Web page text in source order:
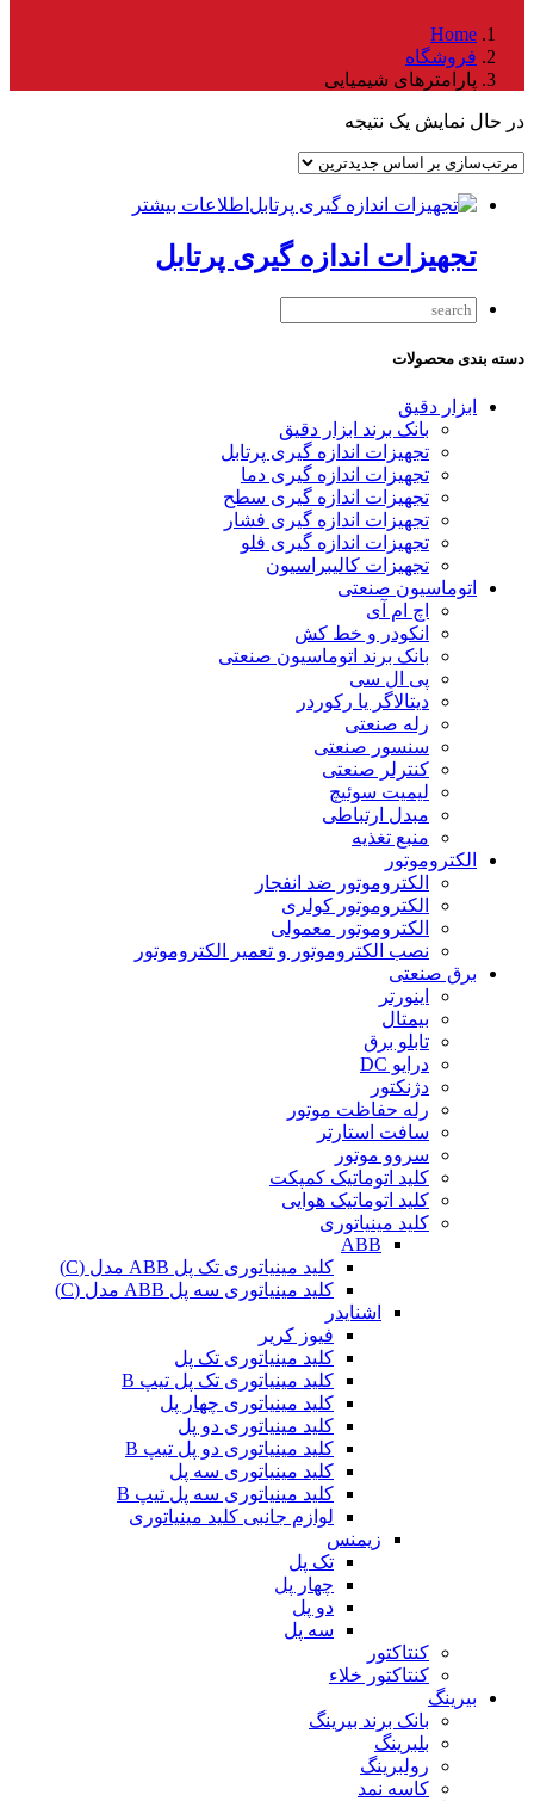
Home
فروشگاه
پارامترهای شیمیایی
در حال نمایش یک نتیجه
اطلاعات بیشتر
تجهیزات اندازه گیری پرتابل
دسته بندی محصولات
ابزار دقیق
بانک برند ابزار دقیق
تجهیزات اندازه گیری پرتابل
تجهیزات اندازه گیری دما
تجهیزات اندازه گیری سطح
تجهیزات اندازه گیری فشار
تجهیزات اندازه گیری فلو
تجهیزات کالیبراسیون
اتوماسیون صنعتی
اچ ام آی
انکودر و خط کش
بانک برند اتوماسیون صنعتی
پی ال سی
دیتالاگر یا رکوردر
رله صنعتی
سنسور صنعتی
کنترلر صنعتی
لیمیت سوئیچ
مبدل ارتباطی
منبع تغذیه
الکتروموتور
الکتروموتور ضد انفجار
الکتروموتور کولری
الکتروموتور معمولی
نصب الکتروموتور و تعمیر الکتروموتور
برق صنعتی
اینورتر
بیمتال
تابلو برق
درایو DC
دژنکتور
رله حفاظت موتور
سافت استارتر
سروو موتور
کلید اتوماتیک کمپکت
کلید اتوماتیک هوایی
کلید مینیاتوری
ABB
کلید مینیاتوری تک پل ABB مدل (C)
کلید مینیاتوری سه پل ABB مدل (C)
اشنایدر
فیوز کریر
کلید مینیاتوری تک پل
کلید مینیاتوری تک پل تیپ B
کلید مینیاتوری چهار پل
کلید مینیاتوری دو پل
کلید مینیاتوری دو پل تیپ B
کلید مینیاتوری سه پل
کلید مینیاتوری سه پل تیپ B
لوازم جانبی کلید مینیاتوری
زیمنس
تک پل
چهار پل
دو پل
سه پل
کنتاکتور
کنتاکتور خلاء
بیرینگ
بانک برند بیرینگ
بلبرینگ
رولبرینگ
کاسه نمد